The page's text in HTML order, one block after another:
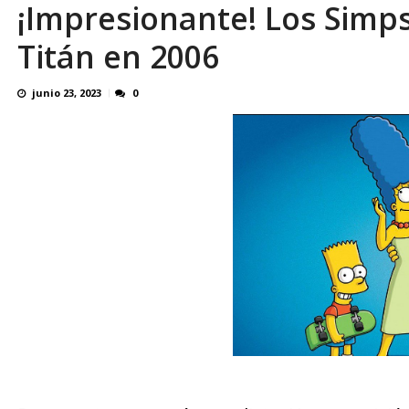
SOBRE EL DERECHO DE LOS
¡Impresionante! Los
Titán en 2006
junio 23, 2023 0